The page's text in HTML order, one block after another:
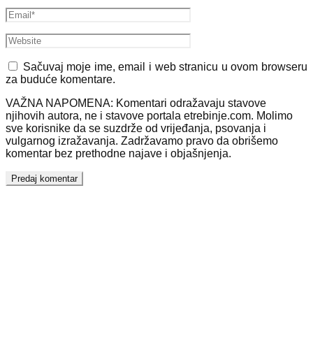
Sačuvaj moje ime, email i web stranicu u ovom browseru
za buduće komentare.
VAŽNA NAPOMENA: Komentari odražavaju stavove
njihovih autora, ne i stavove portala etrebinje.com. Molimo
sve korisnike da se suzdrže od vrijeđanja, psovanja i
vulgarnog izražavanja. Zadržavamo pravo da obrišemo
komentar bez prethodne najave i objašnjenja.